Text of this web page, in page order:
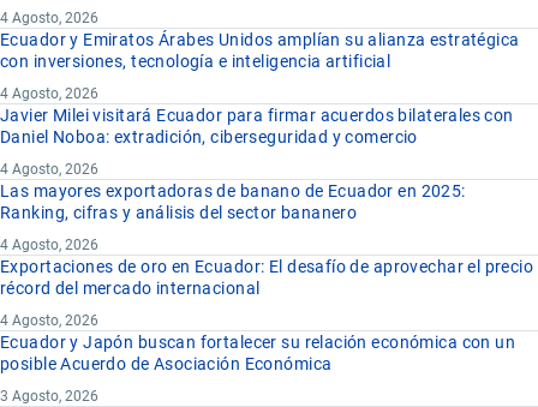
4 Agosto, 2026
Ecuador y Emiratos Árabes Unidos amplían su alianza estratégica
con inversiones, tecnología e inteligencia artificial
4 Agosto, 2026
Javier Milei visitará Ecuador para firmar acuerdos bilaterales con
Daniel Noboa: extradición, ciberseguridad y comercio
4 Agosto, 2026
Las mayores exportadoras de banano de Ecuador en 2025:
Ranking, cifras y análisis del sector bananero
4 Agosto, 2026
Exportaciones de oro en Ecuador: El desafío de aprovechar el precio
récord del mercado internacional
4 Agosto, 2026
Ecuador y Japón buscan fortalecer su relación económica con un
posible Acuerdo de Asociación Económica
3 Agosto, 2026